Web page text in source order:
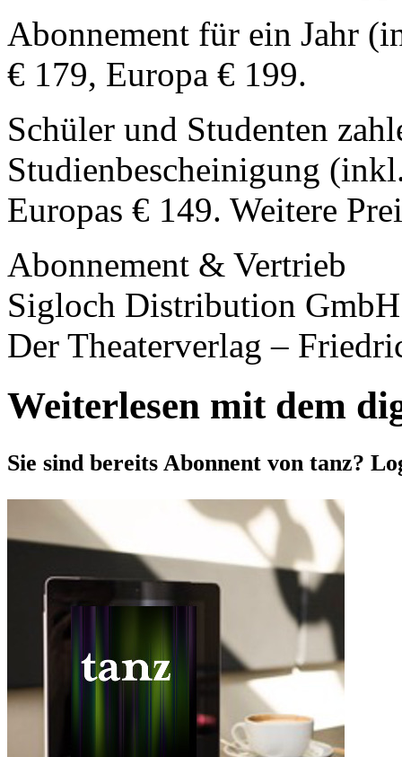
Abonnement für ein Jahr
€ 179, Europa € 199.
Schüler und Studenten
Studienbescheinigung
Europas € 149. Weitere
Abonnement & Vertrieb
Sigloch Distribution
Der Theaterverlag –
Weiterlesen mit dem
Sie sind bereits Abonnent von tanz?